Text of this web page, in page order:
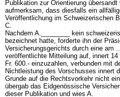
Publikation zur Orientierung
aufmerksam, dass diesfalls ein
Veröffentlichung im Schweizerischen
C.
Nachdem A.________ kein
bezeichnet hatte, forderte ihn der
Versicherungsgerichts durch eine am
veröffentlichte Mitteilung auf, innert
Fr. 600.- einzuzahlen, verbunden mit
Nichtleistung des Vorschusses innert
Grunde auf die Rechtsvorkehr nicht
übergab das Eidgenössische
dieser Publikation und wies